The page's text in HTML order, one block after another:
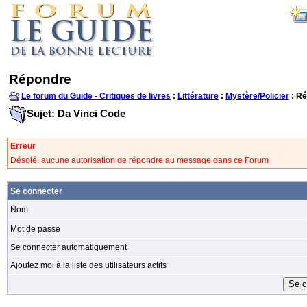
Répondre
Le forum du Guide - Critiques de livres : Littérature : Mystère/Policier :
Sujet: Da Vinci Code
Erreur
Désolé, aucune autorisation de répondre au message dans ce Forum
Se connecter
Nom
Mot de passe
Se connecter automatiquement
Ajoutez moi à la liste des utilisateurs actifs